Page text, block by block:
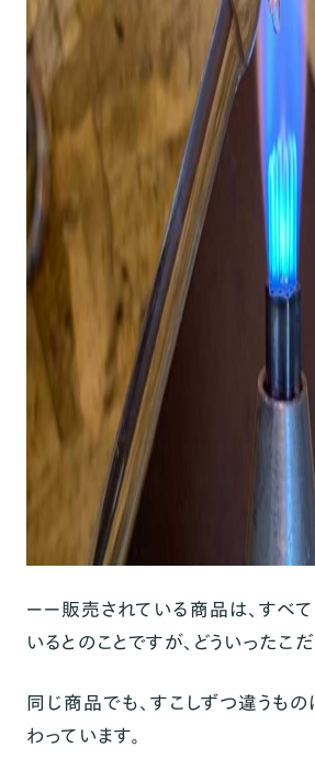
ーー販売されている商品は、すべ
いるとのことですが、どういったこ
同じ商品でも、すこしずつ違うも
わっています。